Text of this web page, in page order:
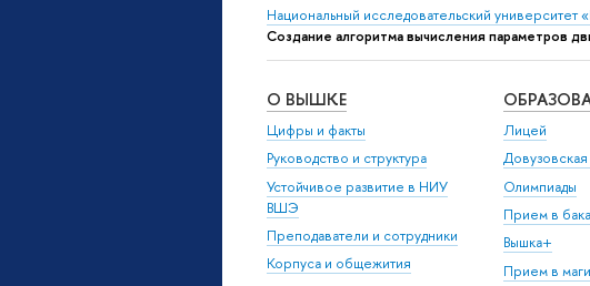
Национальный исследовательский университет
Создание алгоритма вычисления параметров
О ВЫШКЕ
Цифры и факты
Руководство и структура
Устойчивое развитие в НИУ
ВШЭ
Преподаватели и сотрудники
Корпуса и общежития
Лицей
Олимпиады
Прием в
Вышка+
Прием в